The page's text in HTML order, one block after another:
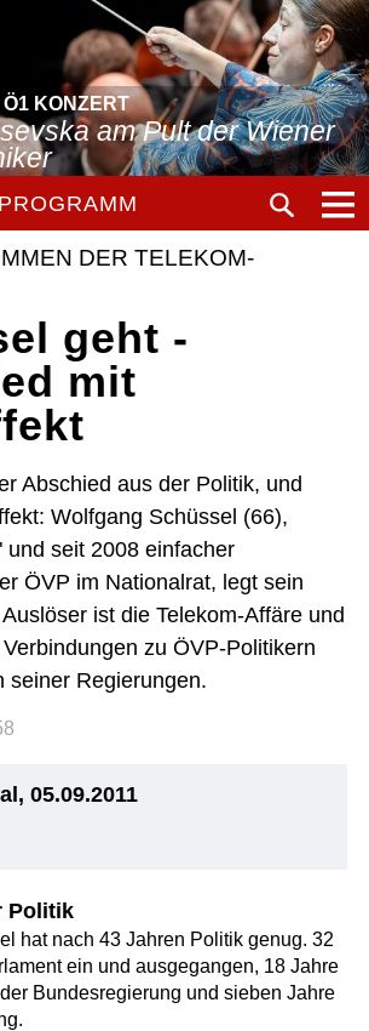
KONZERT
am Pult der Wiener
PROGRAMM
DER TELEKOM-
geht -
mit
Abschied aus der Politik, und
Wolfgang Schüssel (66),
und seit 2008 einfacher
ÖVP im Nationalrat, legt sein
ist die Telekom-Affäre und
zu ÖVP-Politikern
seiner Regierungen.
05.09.2011
Politik
hat nach 43 Jahren Politik genug. 32
ein und ausgegangen, 18 Jahre
Bundesregierung und sieben Jahre